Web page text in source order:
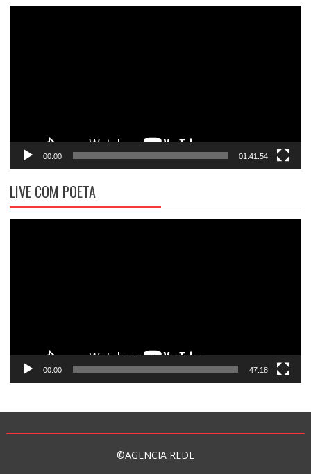
00:00 01:41:54
LIVE COM POETA
00:00 47:18
©AGENCIA REDE